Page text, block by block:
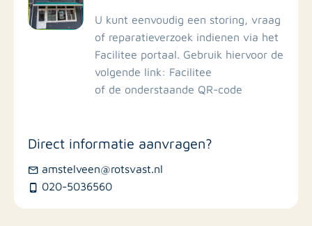
Restaurants
U kunt eenvoudig een storing, vraag
of reparatieverzoek indienen via het
Facilitee portaal. Gebruik hiervoor de
volgende link: Facilitee
of de onderstaande QR-code
Direct informatie aanvragen?
amstelveen@rotsvast.nl
020-5036560